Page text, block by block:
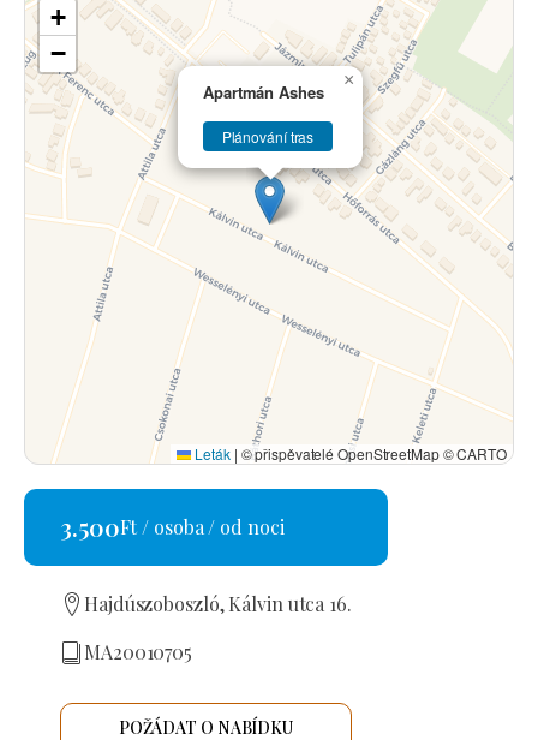
Apartmán Ashes
Plánování tras
×
+
−
Leták | © přispěvatelé OpenStreetMap © CARTO
3.500Ft / osoba / od noci
Hajdúszoboszló, Kálvin utca 16.
MA20010705
POŽÁDAT O NABÍDKU